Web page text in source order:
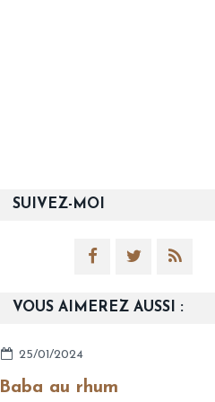
SUIVEZ-MOI
VOUS AIMEREZ AUSSI :
25/01/2024
Baba au rhum